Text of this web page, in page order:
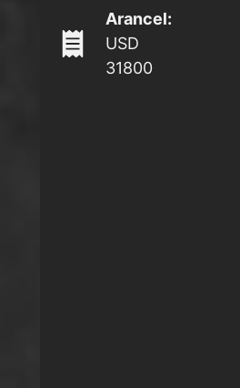
Arancel:
USD
31800